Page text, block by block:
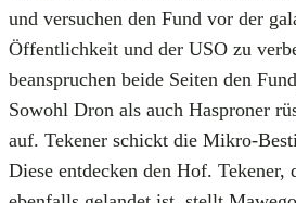
und versuchen den Fund vor der
Öffentlichkeit und der USO zu
beanspruchen beide Seiten den
Sowohl Dron als auch Hasproner
auf. Tekener schickt die Mikro-
Diese entdecken den Hof.